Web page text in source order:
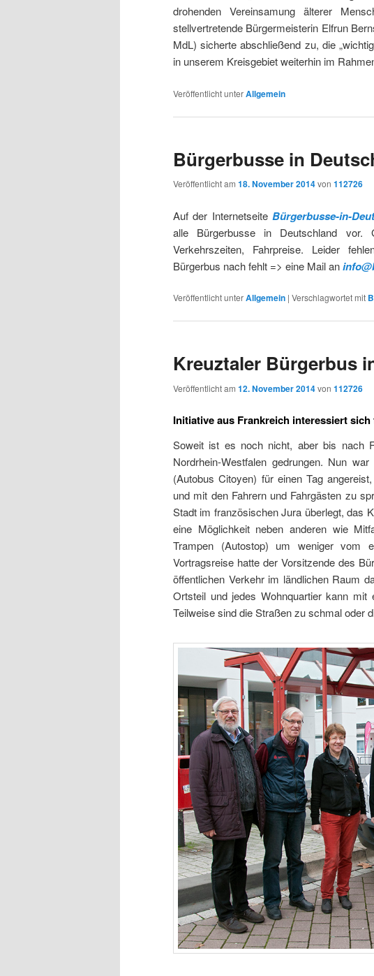
drohenden Vereinsamung älterer
stellvertretende Bürgermeisterin Elfrun
MdL) sicherte abschließend zu, die
in unserem Kreisgebiet weiterhin im
Veröffentlicht unterAllgemein
Bürgerbusse in
Veröffentlicht am 18. November 2014von 112726
Auf der Internetseite Bürgerbusse-in-
alle Bürgerbusse in Deutschland vor.
Verkehrszeiten, Fahrpreise. Leider
Bürgerbus nach fehlt => eine Mail an
Veröffentlicht unterAllgemein | Verschlagwortet mit
Kreuztaler Bürgerbus
Veröffentlicht am 12. November 2014von 112726
Initiative aus Frankreich interessiert
Soweit ist es noch nicht, aber bis nach
Nordrhein-Westfalen gedrungen. Nun
(Autobus Citoyen) für einen Tag
und mit den Fahrern und Fahrgästen zu
Stadt im französischen Jura überlegt, das
eine Möglichkeit neben anderen wie
Trampen (Autostop) um weniger vom
Vortragsreise hatte der Vorsitzende des
öffentlichen Verkehr im ländlichen Raum
Ortsteil und jedes Wohnquartier kann mit
Teilweise sind die Straßen zu schmal oder